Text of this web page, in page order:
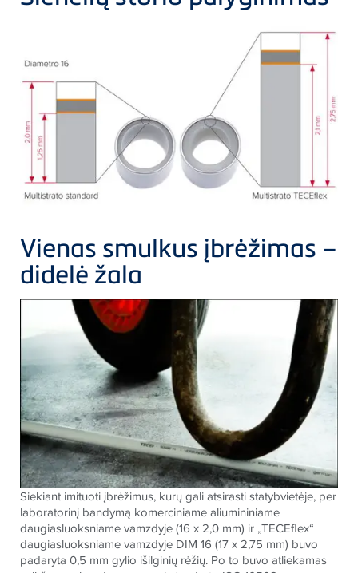
Vienas smulkus įbrėžimas –
didelė žala
Siekiant imituoti įbrėžimus, kurų gali atsirasti statybvietėje, per
laboratorinį bandymą komerciniame aliumininiame
daugiasluoksniame vamzdyje (16 x 2,0 mm) ir „TECEflex“
daugiasluoksniame vamzdyje DIM 16 (17 x 2,75 mm) buvo
padaryta 0,5 mm gylio išilginių rėžių. Po to buvo atliekamas